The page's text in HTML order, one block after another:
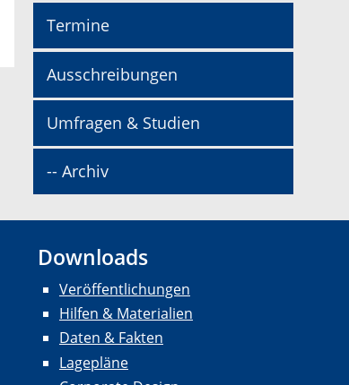
Termine
Ausschreibungen
Umfragen & Studien
-- Archiv
Downloads
Veröffentlichungen
Hilfen & Materialien
Daten & Fakten
Lagepläne